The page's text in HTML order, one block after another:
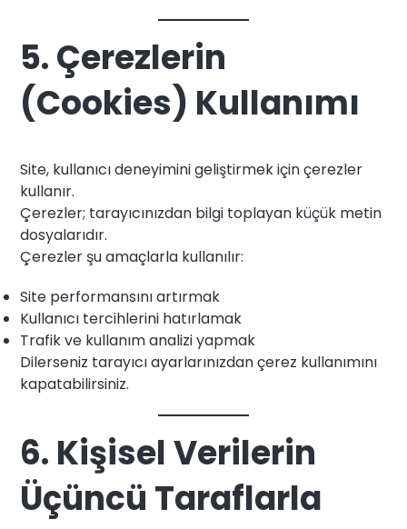
5. Çerezlerin
(Cookies) Kullanımı
Site, kullanıcı deneyimini geliştirmek için çerezler
kullanır.
Çerezler; tarayıcınızdan bilgi toplayan küçük metin
dosyalarıdır.
Çerezler şu amaçlarla kullanılır:
Site performansını artırmak
Kullanıcı tercihlerini hatırlamak
Trafik ve kullanım analizi yapmak
Dilerseniz tarayıcı ayarlarınızdan çerez kullanımını
kapatabilirsiniz.
6. Kişisel Verilerin
Üçüncü Taraflarla